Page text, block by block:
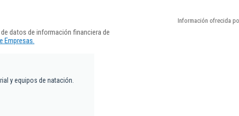
Información ofrecida
datos de información financiera de
Empresas.
y equipos de natación.